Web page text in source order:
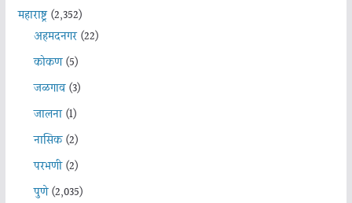
महाराष्ट्र(2,352)
अहमदनगर(22)
कोकण(5)
जळगाव(3)
जालना(1)
नासिक(2)
परभणी(2)
पुणे(2,035)